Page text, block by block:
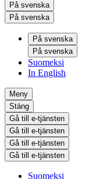
På svenska
På svenska
På svenska
På svenska
Suomeksi
In English
Meny
Stäng
Gå till e-tjänsten
Gå till e-tjänsten
Gå till e-tjänsten
Gå till e-tjänsten
Suomeksi